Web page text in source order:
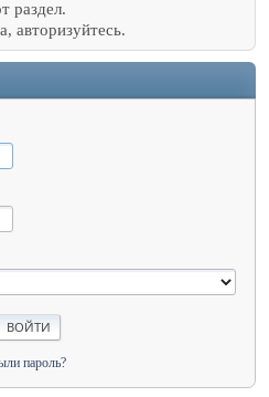
раздел.
авторизуйтесь.
пароль?